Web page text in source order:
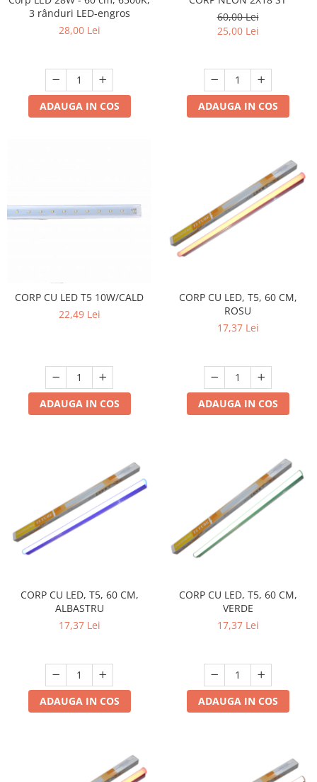
3 rânduri LED-engros
28,00 Lei
ADAUGA IN COS
60,00 Lei
25,00 Lei
ADAUGA IN COS
CORP CU LED T5 10W/CALD
22,49 Lei
ADAUGA IN COS
CORP CU LED, T5, 60 CM,
ROSU
17,37 Lei
ADAUGA IN COS
CORP CU LED, T5, 60 CM,
ALBASTRU
17,37 Lei
ADAUGA IN COS
CORP CU LED, T5, 60 CM,
VERDE
17,37 Lei
ADAUGA IN COS